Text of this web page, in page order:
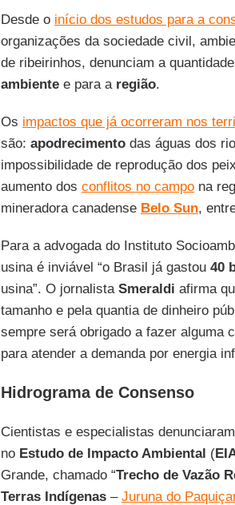
Desde o início dos estudos para a
organizações da sociedade civil,
de ribeirinhos, denunciam a
ambientee para a região.
Os impactos que já ocorreram nos
são: apodrecimentodas águas dos
impossibilidade de reprodução dos
aumento dos conflitos no campona
mineradora canadense Belo Sun,
Para a advogada do Instituto
usina é inviável “o Brasil já gastou 40
usina”. O jornalista Smeraldi afirma
tamanho e pela quantia de dinheiro
sempre será obrigado a fazer alguma
para atender a demanda por energia
Hidrograma de Consenso
Cientistas e especialistas
no Estudo de Impacto Ambiental (
Grande, chamado “Trecho de Vazão
Terras Indígenas– Juruna do